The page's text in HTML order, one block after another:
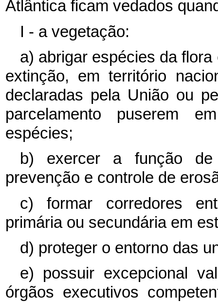
Atlântica ficam vedados
I - a vegetação:
a) abrigar espécies da
extinção, em território
declaradas pela União ou
parcelamento puserem
espécies;
b) exercer a função
prevenção e controle de
c) formar corredores
primária ou secundária em
d) proteger o entorno das
e) possuir excepcional
órgãos executivos